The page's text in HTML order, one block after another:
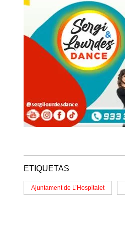
ETIQUETAS
Ajuntament de L’Hospitalet